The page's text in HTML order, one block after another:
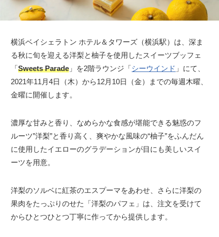
横浜ベイシェラトン ホテル＆タワーズ（横浜駅）は、深ま
る秋に旬を迎える洋梨と柚子を使用したスイーツブッフェ
「Sweets Parade 」を2階ラウンジ「シーウインド 」にて、
2021年11月4日（木）から12月10日（金）までの毎週木曜、
金曜に開催します。
濃厚な甘みと香り、なめらかな食感が堪能できる魅惑のフ
ルーツ”洋梨”と香り高く、爽やかな風味の“柚子”をふんだん
に使用したイエローのグラデーションが目にも美しいスイ
ーツを用意。
洋梨のソルベに紅茶のエスプーマをあわせ、さらに洋梨の
果肉をたっぷりのせた「洋梨のパフェ」は、注文を受けて
からひとつひとつ丁寧に作ってから提供します。